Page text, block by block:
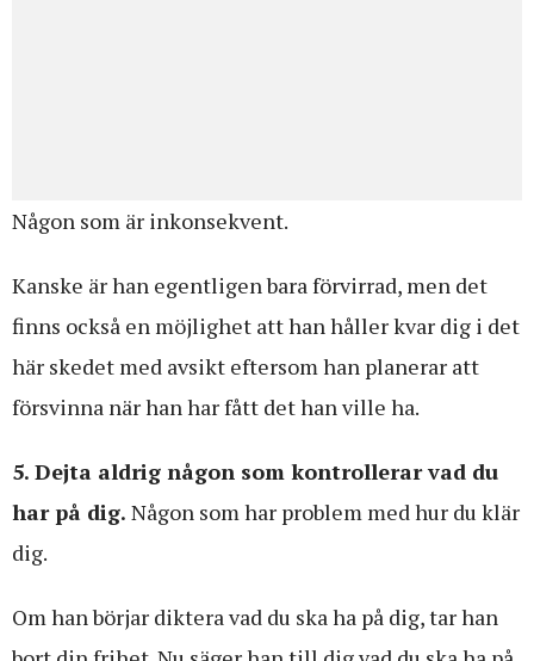
Någon som är inkonsekvent.
Kanske är han egentligen bara förvirrad, men det
finns också en möjlighet att han håller kvar dig i det
här skedet med avsikt eftersom han planerar att
försvinna när han har fått det han ville ha.
5. Dejta aldrig någon som kontrollerar vad du
har på dig. Någon som har problem med hur du klär
dig.
Om han börjar diktera vad du ska ha på dig, tar han